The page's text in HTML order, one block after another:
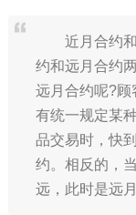
近月合约和
约和远月合约
远月合约呢?顾
有统一规定某
品交易时，快
约。相反的，
远，此时是远月